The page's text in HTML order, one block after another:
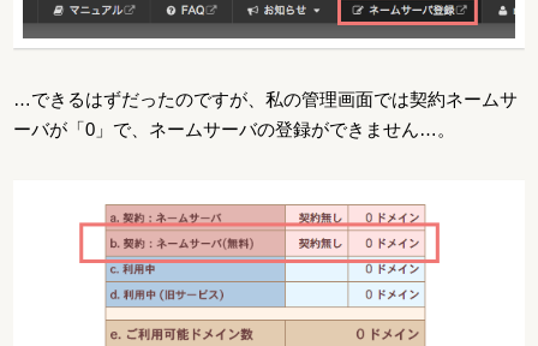
…できるはずだったのですが、私の管理画面では契約ネームサ
ーバが「0」で、ネームサーバの登録ができません…。